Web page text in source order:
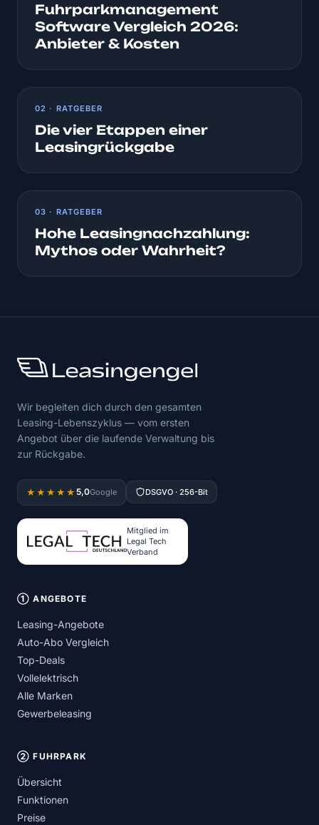
Fuhrparkmanagement
Software Vergleich 2026:
Anbieter & Kosten
02 · RATGEBER
Die vier Etappen einer
Leasingrückgabe
03 · RATGEBER
Hohe Leasingnachzahlung:
Mythos oder Wahrheit?
Wir begleiten dich durch den gesamten
Leasing-Lebenszyklus — vom ersten
Angebot über die laufende Verwaltung bis
zur Rückgabe.
★★★★★ 5,0Google DSGVO · 256-Bit
Mitglied im
Legal Tech
Verband
① ANGEBOTE
Leasing-Angebote
Auto-Abo Vergleich
Top-Deals
Vollelektrisch
Alle Marken
Gewerbeleasing
② FUHRPARK
Übersicht
Funktionen
Preise